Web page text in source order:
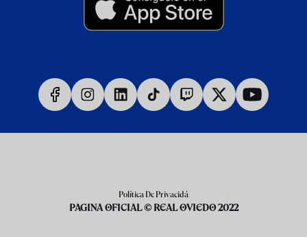
Política De Privacidá
PAGINA OFICIAL © REAL OVIEDO 2022